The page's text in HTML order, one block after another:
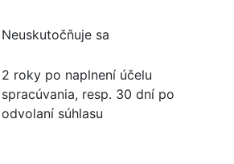
Neuskutočňuje sa
2 roky po naplnení účelu
spracúvania, resp. 30 dní po
odvolaní súhlasu